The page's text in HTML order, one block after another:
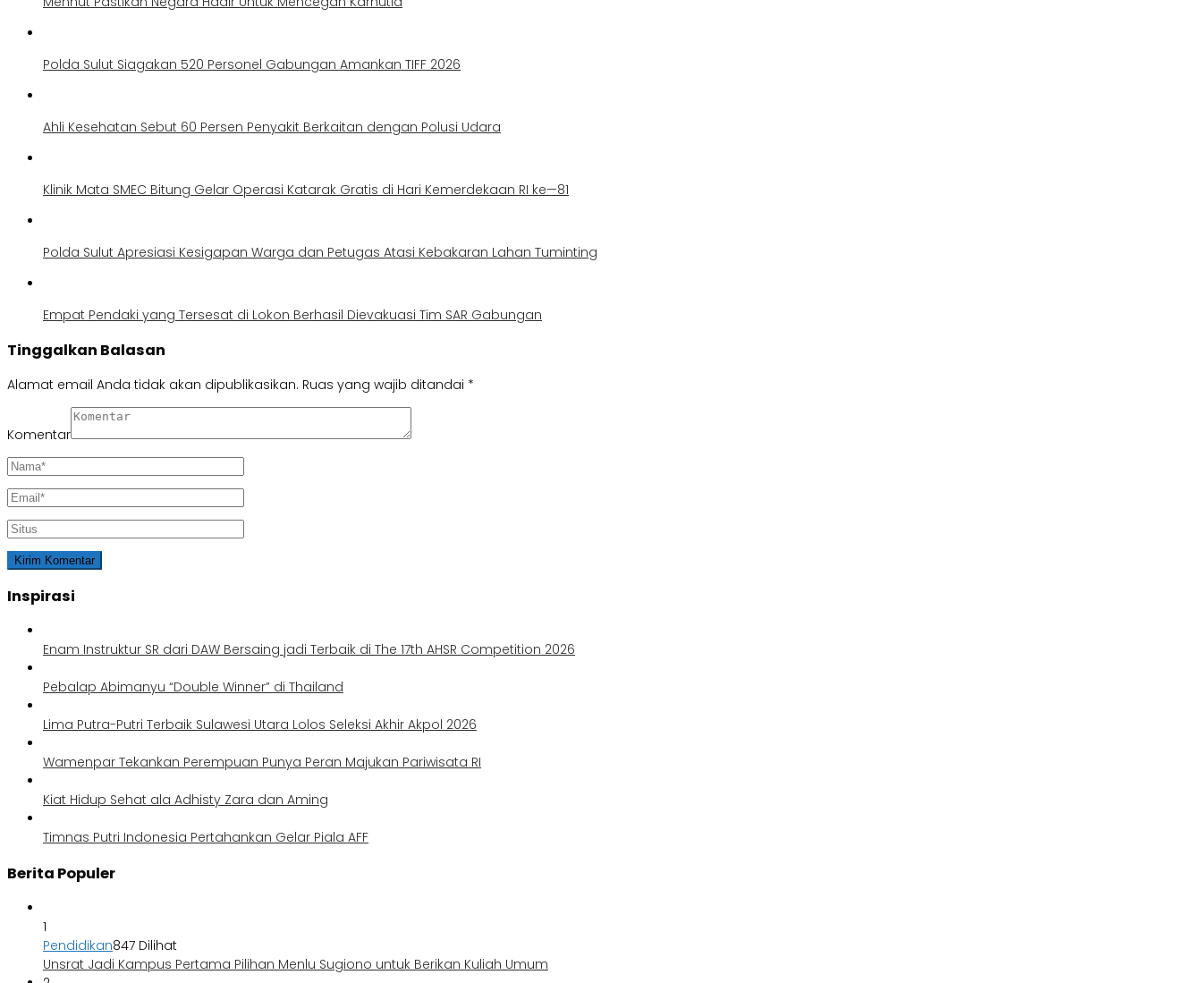
Polda Sulut Siagakan 520 Personel Gabungan Amankan TIFF 2026
Ahli Kesehatan Sebut 60 Persen Penyakit Berkaitan dengan Polusi Udara
Klinik Mata SMEC Bitung Gelar Operasi Katarak Gratis di Hari Kemerdekaan RI ke—81
Polda Sulut Apresiasi Kesigapan Warga dan Petugas Atasi Kebakaran Lahan Tuminting
Empat Pendaki yang Tersesat di Lokon Berhasil Dievakuasi Tim SAR Gabungan
Tinggalkan Balasan
Alamat email Anda tidak akan dipublikasikan. Ruas yang wajib ditandai *
Komentar
Inspirasi
Enam Instruktur SR dari DAW Bersaing jadi Terbaik di The 17th AHSR Competition 2026
Pebalap Abimanyu “Double Winner” di Thailand
Lima Putra-Putri Terbaik Sulawesi Utara Lolos Seleksi Akhir Akpol 2026
Wamenpar Tekankan Perempuan Punya Peran Majukan Pariwisata RI
Kiat Hidup Sehat ala Adhisty Zara dan Aming
Timnas Putri Indonesia Pertahankan Gelar Piala AFF
Berita Populer
1
Pendidikan847 Dilihat
Unsrat Jadi Kampus Pertama Pilihan Menlu Sugiono untuk Berikan Kuliah Umum